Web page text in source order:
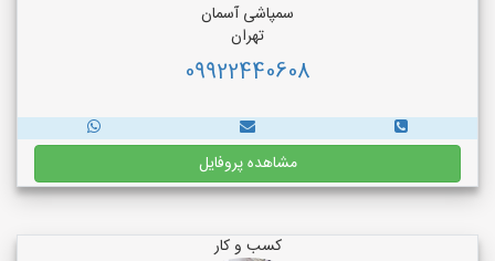
سمپاشی آسمان
تهران
09922440608
مشاهده پروفایل
کسب و کار